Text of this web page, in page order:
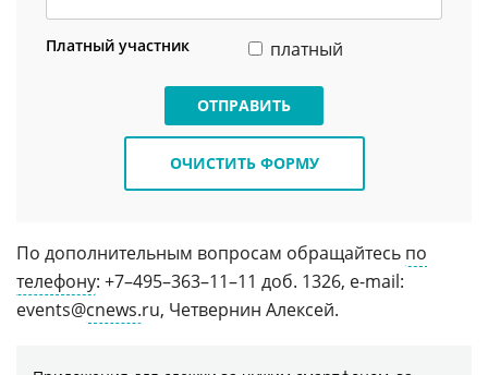
Платный участник платный
ОТПРАВИТЬ
ОЧИСТИТЬ ФОРМУ
По дополнительным вопросам обращайтесь по
телефону: +7–495–363–11–11 доб. 1326, e-mail:
events@cnews.ru, Четвернин Алексей.